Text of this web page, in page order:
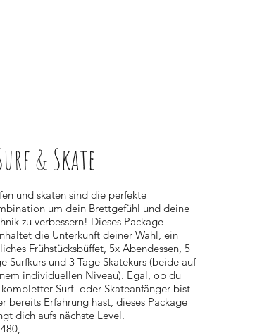
& Skate
und skaten sind die perfekte
um dein Brettgefühl und deine
zu verbessern! Dieses Package
die Unterkunft deiner Wahl, ein
Frühstücksbüffet, 5x Abendessen, 5
Surfkurs und 3 Tage Skatekurs (beide auf
individuellen Niveau). Egal, ob du
Surf- oder Skateanfänger bist
bereits Erfahrung hast, dieses Package
dich aufs nächste Level.